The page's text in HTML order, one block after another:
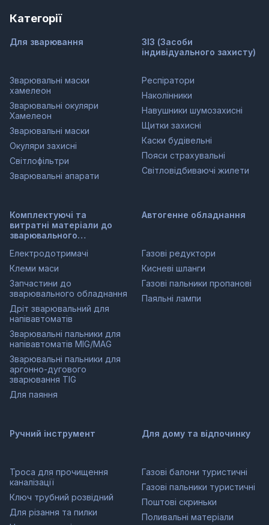
Категорії
Для зварювання
Зварювальні маски
хамелеон
Зварювальні окуляри
Хамелеон
Зварювальні маски
Окуляри захисні
Світлофільтри
Зварювальні апарати
ЗІЗ (Засоби
індивідуального захисту)
Респіратори
Наколінники
Навушники шумозахисні
Щитки захисні
Каски будівельні
Пояси страхувальні
Світловідбиваючі жилети
Комплектуючі та
витратні матеріали до
зварювального
Електродотримачі
Клеми маси
Запчастини до
зварювального обладнання
Дріт зварювальний для
напівавтоматів
Зварювальні пальники для
напівавтоматів MIG/MAG
Зварювальні пальники для
аргонно-дугового
зварювання TIG
Для паяння
Автогенне обладнання
Газові редуктори
Кисневі шланги
Газові пальники пропанові
Паяльні лампи
Ручний інструмент
Троса для прочищення
каналізації
Ключ трубний розвідний
Для різання та пилки
Для дому та відпочинку
Газові балони туристичні
Газові пальники туристичні
Поштові скриньки
Поливальні матеріали